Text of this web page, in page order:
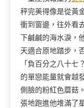
秤完美得像是從黃
衝到窗邊，往外看
下鹹鹹的海水淚，
天適合原地踏步，
「負百分之八十
的單戀能量就會越
側臉的粉紅色蘑菇
張地跑進他堆滿了